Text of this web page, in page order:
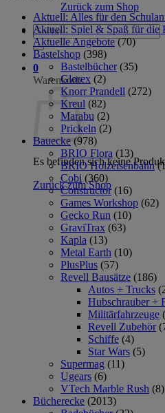
Zurück zum Shop
Suche
nach:
0
Warenkorb
Es befinden sich keine
Zurück zum Shop
Aktuell: Alles für den
Aktuell: Spiel & Spaß für die
Aktuelle Angebote (70)
Bastelshop (398)
Bastelbücher (35)
Glorex (2)
Knorr Prandell (272)
Kreul (82)
Marabu (2)
Prickeln (2)
Bauecke (978)
BRIO Flora (13)
BRIO Holzeisenbahn
Cobi (360)
Constructor (16)
Games Workshop (62)
Gecko Run (10)
GraviTrax (63)
Kapla (13)
Metal Earth (10)
PlusPlus (57)
Revell Bausätze (186)
Autos + Trucks
Hubschrauber +
Militärfahrzeuge
Revell Zubehör
Schiffe (4)
Star Wars (5)
Supermag (11)
Ugears (6)
VTech Marble Rush (8)
Bücherecke (2013)